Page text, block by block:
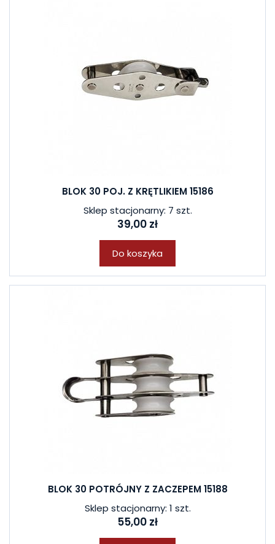
BLOK 30 POJ. Z KRĘTLIKIEM 15186
Sklep stacjonarny: 7 szt.
39,00 zł
Do koszyka
BLOK 30 POTRÓJNY Z ZACZEPEM 15188
Sklep stacjonarny: 1 szt.
55,00 zł